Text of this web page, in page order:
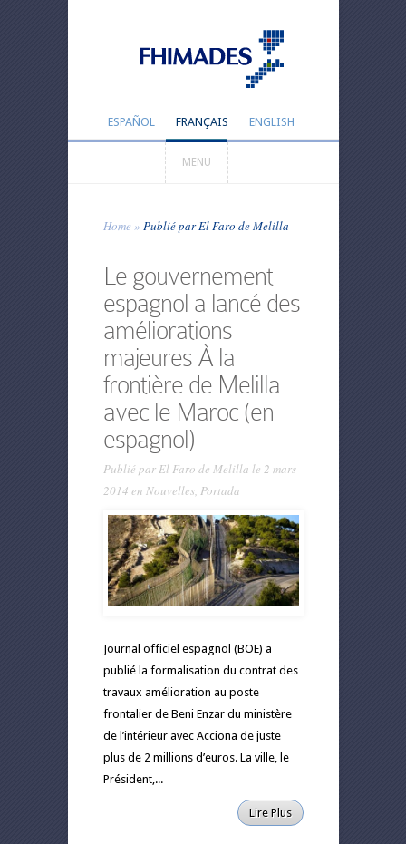
ESPAÑOL FRANÇAIS ENGLISH
MENU
Home » Publié par El Faro de Melilla
Le gouvernement
espagnol a lancé des
améliorations
majeures À la
frontière de Melilla
avec le Maroc (en
espagnol)
Publié parEl Faro de Melilla le 2 mars
2014 en Nouvelles, Portada
Journal officiel espagnol (BOE) a
publié la formalisation du contrat des
travaux amélioration au poste
frontalier de Beni Enzar du ministère
de l’intérieur avec Acciona de juste
plus de 2 millions d’euros. La ville, le
Président,...
Lire Plus